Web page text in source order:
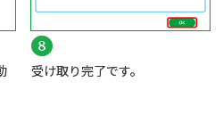
受け取り完了です。